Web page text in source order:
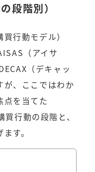
段階別）
行動モデル）
（アイサ
（デキャッ
が、ここではわか
点を当てた
行動の段階と、
す。